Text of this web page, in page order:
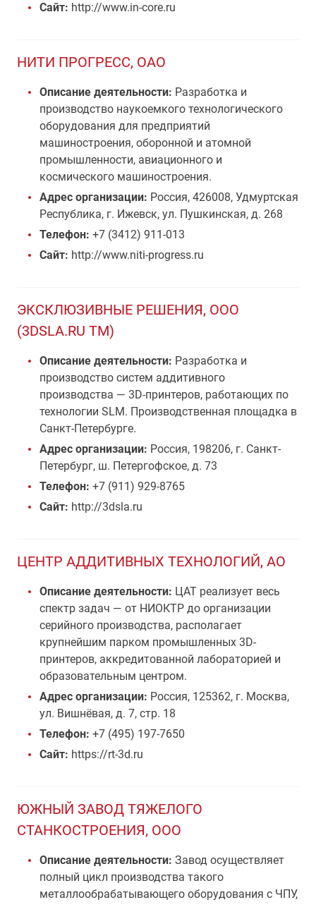
Сайт: http://www.in-core.ru
НИТИ ПРОГРЕСС, ОАО
Описание деятельности: Разработка и
производство наукоемкого технологического
оборудования для предприятий
машиностроения, оборонной и атомной
промышленности, авиационного и
космического машиностроения.
Адрес организации: Россия, 426008, Удмуртская
Республика, г. Ижевск, ул. Пушкинская, д. 268
Телефон: +7 (3412) 911-013
Сайт: http://www.niti-progress.ru
ЭКСКЛЮЗИВНЫЕ РЕШЕНИЯ, ООО
(3DSLA.RU TM)
Описание деятельности: Разработка и
производство систем аддитивного
производства — 3D-принтеров, работающих по
технологии SLM. Производственная площадка в
Санкт-Петербурге.
Адрес организации: Россия, 198206, г. Санкт-
Петербург, ш. Петергофское, д. 73
Телефон: +7 (911) 929-8765
Сайт: http://3dsla.ru
ЦЕНТР АДДИТИВНЫХ ТЕХНОЛОГИЙ, АО
Описание деятельности: ЦАТ реализует весь
спектр задач — от НИОКТР до организации
серийного производства, располагает
крупнейшим парком промышленных 3D-
принтеров, аккредитованной лабораторией и
образовательным центром.
Адрес организации: Россия, 125362, г. Москва,
ул. Вишнёвая, д. 7, стр. 18
Телефон: +7 (495) 197-7650
Сайт: https://rt-3d.ru
ЮЖНЫЙ ЗАВОД ТЯЖЕЛОГО
СТАНКОСТРОЕНИЯ, ООО
Описание деятельности: Завод осуществляет
полный цикл производства такого
металлообрабатывающего оборудования с ЧПУ,